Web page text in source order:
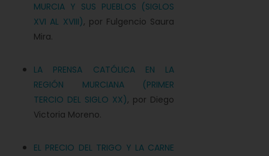
MURCIA Y SUS PUEBLOS (SIGLOS
XVI AL XVIII), por Fulgencio Saura
Mira.
LA PRENSA CATÓLICA EN LA
REGIÓN MURCIANA (PRIMER
TERCIO DEL SIGLO XX), por Diego
Victoria Moreno.
EL PRECIO DEL TRIGO Y LA CARNE